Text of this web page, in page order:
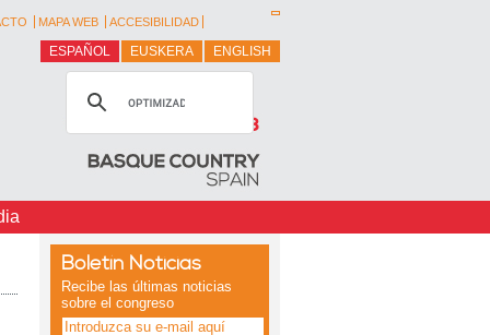
MAPA WEB ACCESIBILIDAD
ESPAÑOL EUSKERA ENGLISH
Boletín Noticias
Recibe las últimas noticias
sobre el congreso